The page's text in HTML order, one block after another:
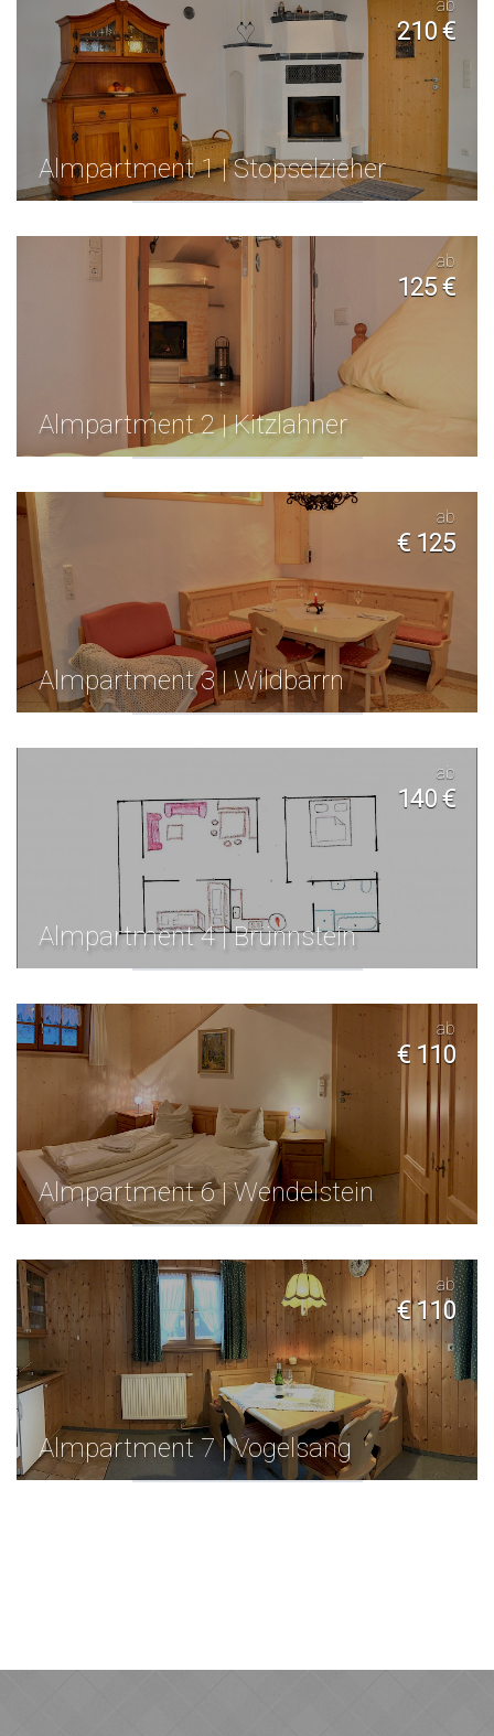
Almpartment 1 | Stopselzieher
ab
210 €
Almpartment 2 | Kitzlahner
ab
125 €
Almpartment 3 | Wildbarrn
ab
€ 125
Almpartment 4 | Brünnstein
ab
140 €
Almpartment 6 | Wendelstein
ab
€ 110
Almpartment 7 | Vogelsang
ab
€ 110